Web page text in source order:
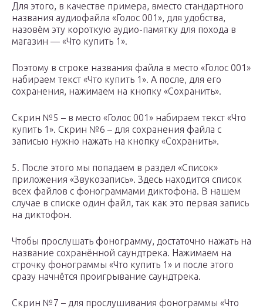
Для этого, в качестве примера, вместо стандартного
названия аудиофайла «Голос 001», для удобства,
назовём эту короткую аудио-памятку для похода в
магазин — «Что купить 1».
Поэтому в строке названия файла в место «Голос 001»
набираем текст «Что купить 1». А после, для его
сохранения, нажимаем на кнопку «Сохранить».
Скрин №5 – в место «Голос 001» набираем текст «Что
купить 1». Скрин №6 – для сохранения файла с
записью нужно нажать на кнопку «Сохранить».
5. После этого мы попадаем в раздел «Список»
приложения «Звукозапись». Здесь находится список
всех файлов с фонограммами диктофона. В нашем
случае в списке один файл, так как это первая запись
на диктофон.
Чтобы прослушать фонограмму, достаточно нажать на
название сохранённой саундтрека. Нажимаем на
строчку фонограммы «Что купить 1» и после этого
сразу начнётся проигрывание саундтрека.
Скрин №7 – для прослушивания фонограммы «Что